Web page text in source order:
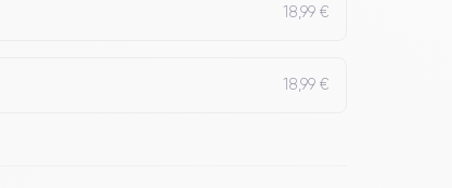
18,99 €
18,99 €